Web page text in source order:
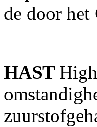
de door
HAST